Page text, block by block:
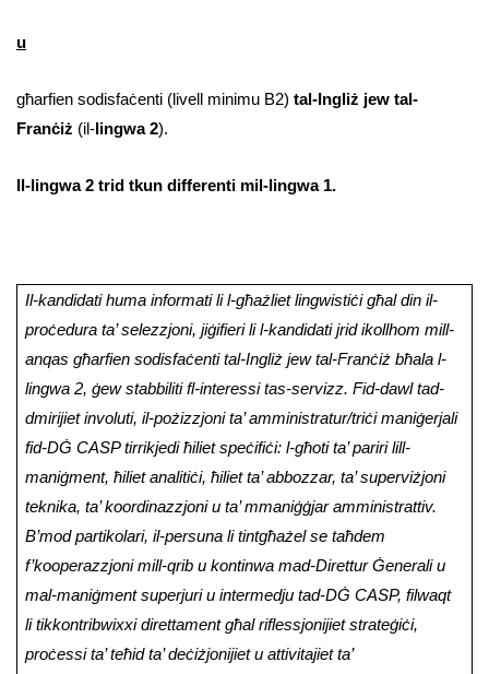
u
għarfien sodisfaċenti (livell minimu B2) tal-Ingliż jew tal-
Franċiż (il- lingwa 2).
Il-lingwa 2 trid tkun differenti mil-lingwa 1.
Il-kandidati huma informati li l-għażliet lingwistiċi għal din il-
proċedura ta’ selezzjoni, jiġifieri li l-kandidati jrid ikollhom mill-
anqas għarfien sodisfaċenti tal-Ingliż jew tal-Franċiż bħala l-
lingwa 2, ġew stabbiliti fl-interessi tas-servizz. Fid-dawl tad-
dmirijiet involuti, il-pożizzjoni ta’ amministratur/triċi maniġerjali
fid-DĠ CASP tirrikjedi ħiliet speċifiċi: l-għoti ta’ pariri lill-
maniġment, ħiliet analitiċi, ħiliet ta’ abbozzar, ta’ superviżjoni
teknika, ta’ koordinazzjoni u ta’ mmaniġġjar amministrattiv.
B’mod partikolari, il-persuna li tintgħażel se taħdem
f’kooperazzjoni mill-qrib u kontinwa mad-Direttur Ġenerali u
mal-maniġment superjuri u intermedju tad-DĠ CASP, filwaqt
li tikkontribwixxi direttament għal riflessjonijiet strateġiċi,
proċessi ta’ teħid ta’ deċiżjonijiet u attivitajiet ta’